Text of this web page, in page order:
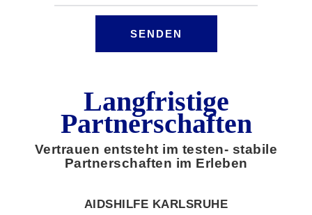
Langfristige
Partnerschaften
Vertrauen entsteht im testen- stabile
Partnerschaften im Erleben
AIDSHILFE KARLSRUHE